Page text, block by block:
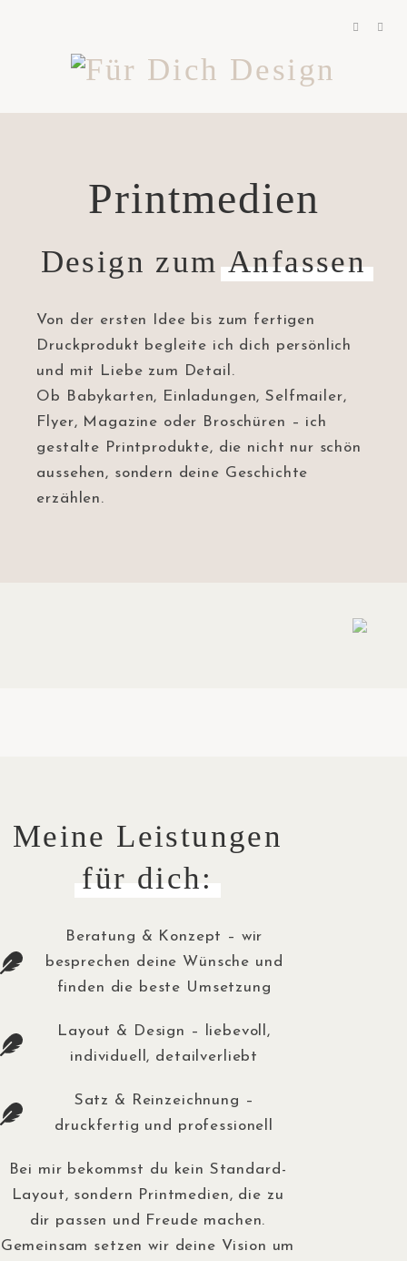
Printmedien
Design zumAnfassen
Von der ersten Idee bis zum fertigen
Druckprodukt begleite ich dich persönlich
und mit Liebe zum Detail.
Ob Babykarten, Einladungen, Selfmailer,
Flyer, Magazine oder Broschüren – ich
gestalte Printprodukte, die nicht nur schön
aussehen, sondern deine Geschichte
erzählen.
Meine Leistungen
für dich:
Beratung & Konzept – wir
besprechen deine Wünsche und
finden die beste Umsetzung
Layout & Design – liebevoll,
individuell, detailverliebt
Satz & Reinzeichnung –
druckfertig und professionell
Bei mir bekommst du kein Standard-
Layout, sondern Printmedien, die zu
dir passen und Freude machen.
Gemeinsam setzen wir deine Vision um